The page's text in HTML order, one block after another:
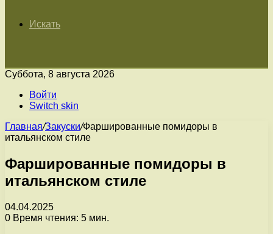
Искать
Суббота, 8 августа 2026
Войти
Switch skin
Главная/Закуски/Фаршированные помидоры в
итальянском стиле
Фаршированные помидоры в
итальянском стиле
04.04.2025
0 Время чтения: 5 мин.